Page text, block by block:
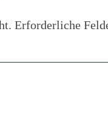
Erforderliche